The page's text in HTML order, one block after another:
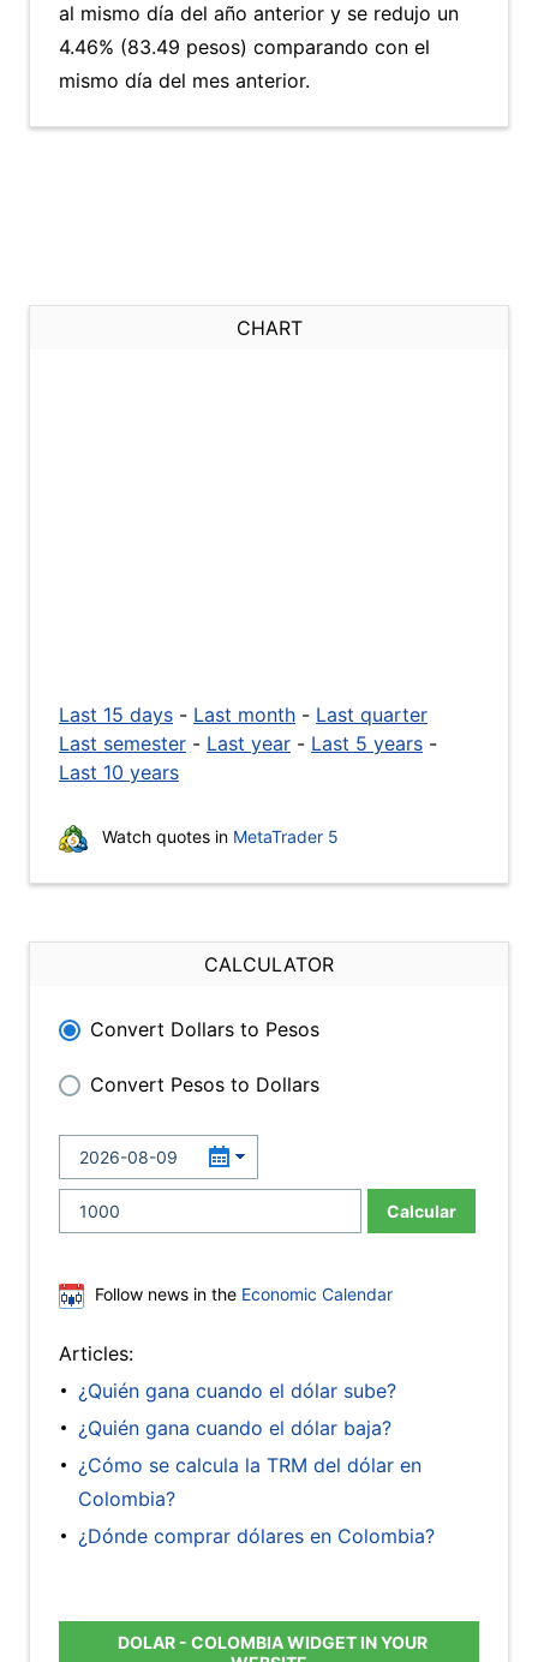
al mismo día del año anterior y se redujo un
4.46% (83.49 pesos) comparando con el
mismo día del mes anterior.
CHART
Last 15 days - Last month - Last quarter
Last semester - Last year - Last 5 years -
Last 10 years
Watch quotes in MetaTrader 5
CALCULATOR
Convert Dollars to Pesos
Convert Pesos to Dollars
Calcular
Follow news in the Economic Calendar
Articles:
¿Quién gana cuando el dólar sube?
¿Quién gana cuando el dólar baja?
¿Cómo se calcula la TRM del dólar en
Colombia?
¿Dónde comprar dólares en Colombia?
DOLAR - COLOMBIA WIDGET IN YOUR